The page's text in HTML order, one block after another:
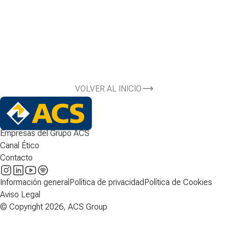
VOLVER AL INICIO
Empresas del Grupo ACS
Canal Ético
Contacto
Información general Política de privacidadPolítica de Cookies
Aviso Legal
© Copyright 2026, ACS Group